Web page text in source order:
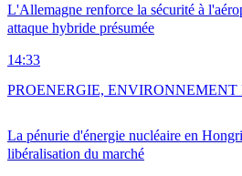
L'Allemagne renforce la sécurité à
attaque hybride présumée
14:33
La pénurie d'énergie nucléaire en
libéralisation du marché
PROENERGIE, ENVIRONNEMENT